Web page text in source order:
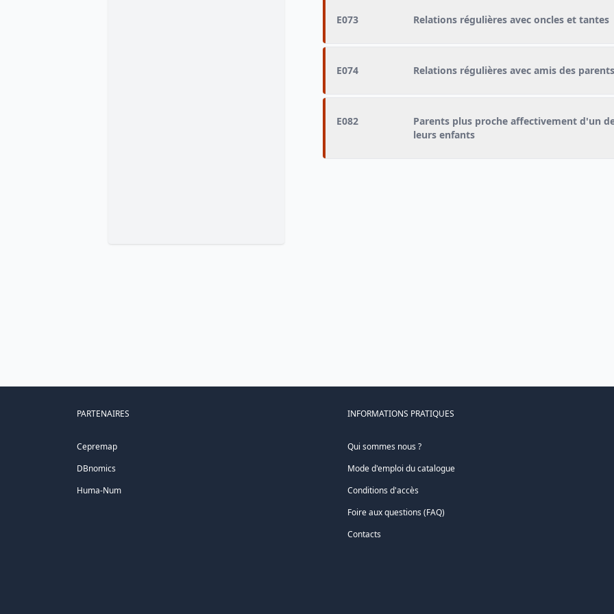
E073 Relations régulières avec oncles et tantes
E074 Relations régulières avec amis des parents
E082
Parents plus proche affectivement d'un
leurs enfants
PARTENAIRES
Cepremap
DBnomics
Huma-Num
INFORMATIONS PRATIQUES
Qui sommes nous ?
Mode d'emploi du catalogue
Conditions d'accès
Foire aux questions (FAQ)
Contacts